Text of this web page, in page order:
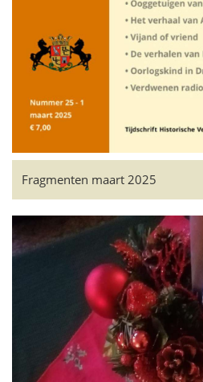
Fragmenten maart 2025